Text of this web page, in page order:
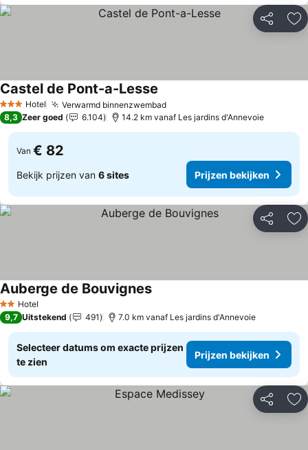
Delen
3 SterrenHotel Verwarmd binnenzwembadPrijzen bekijken
Castel de Pont-a-Lesse
8,3 Zeer goed 6.104 14.2 km vanaf Les jardins d'Annevoie
Van € 82
Bekijk prijzen van 6 sites Prijzen bekijken
Delen
2 Sterren
Hotel
Auberge de BouvignesPrijzen bekijken
9,7 Uitstekend 491 7.0 km vanaf Les jardins d'Annevoie
Selecteer datums om exacte prijzen
te zien
Prijzen bekijken
Delen